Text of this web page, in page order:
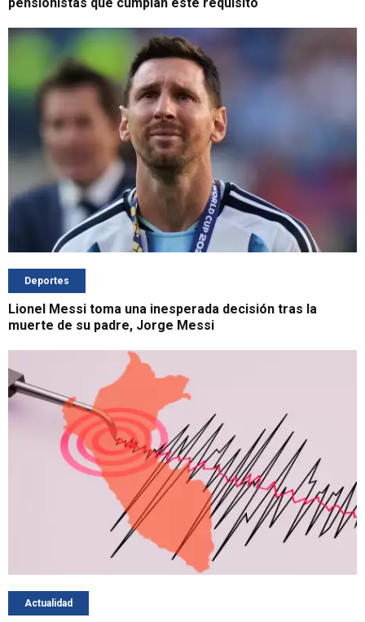
Deportes
Lionel Messi toma una inesperada decisión tras la
muerte de su padre, Jorge Messi
Actualidad